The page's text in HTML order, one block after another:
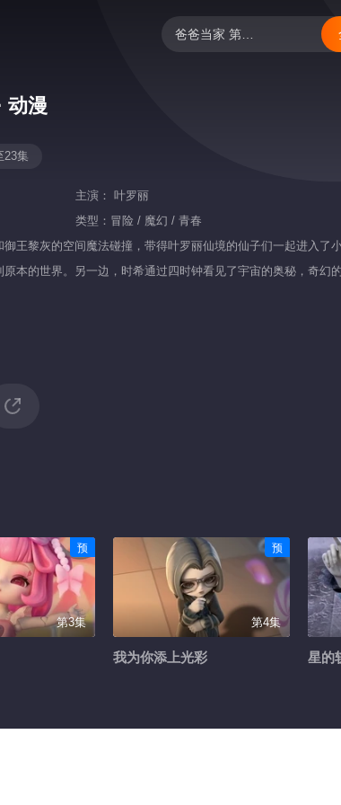
歌手2026
炽夏
动漫
23集
主演： 叶罗丽
类型： 冒险 / 魔幻 / 青春
王黎灰的空间魔法碰撞，带得叶罗丽仙境的仙子们一起进入
本的世界。另一边，时希通过四时钟看见了宇宙的奥秘，奇
预
第3集
预
第4集
我为你添上光彩 星的